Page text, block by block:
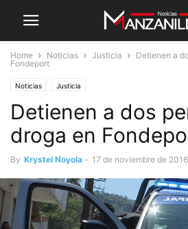
Home Noticias Justicia
Detienen a
Fondeport
Noticias Justicia
Detienen a dos
droga en
By Krystel Noyola - 17 de noviembre de 2016